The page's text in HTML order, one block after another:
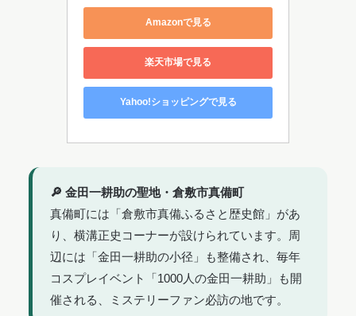
Amazonで見る
楽天市場で見る
Yahoo!ショッピングで見る
🔎 金田一耕助の聖地・倉敷市真備町
真備町には「倉敷市真備ふるさと歴史館」があ
り、横溝正史コーナーが設けられています。周
辺には「金田一耕助の小径」も整備され、毎年
コスプレイベント「1000人の金田一耕助」も開
催される、ミステリーファン必訪の地です。